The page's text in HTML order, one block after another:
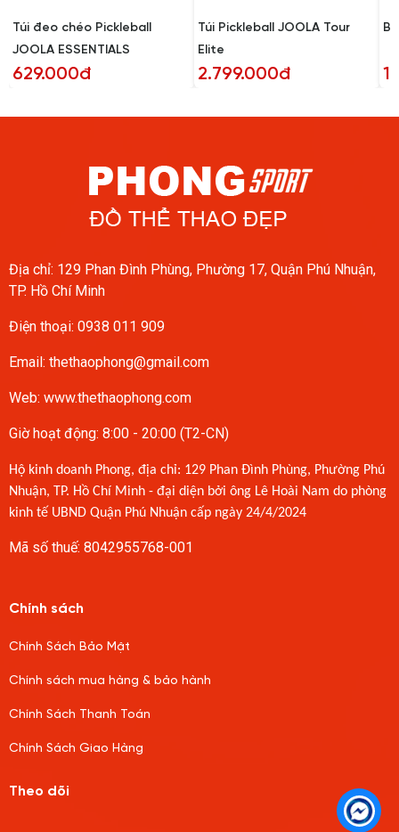
Túi đeo chéo Pickleball
JOOLA ESSENTIALS
629.000đ
Túi Pickleball JOOLA Tour
Elite
2.799.000đ
Địa chỉ: 129 Phan Đình Phùng, Phường 17, Quận Phú Nhuận,
TP. Hồ Chí Minh
Điện thoại: 0938 011 909
Email: thethaophong@gmail.com
Web: www.thethaophong.com
Giờ hoạt động: 8:00 - 20:00 (T2-CN)
Hộ kinh doanh Phong, địa chỉ: 129 Phan Đình Phùng, Phường Phú
Nhuận, TP. Hồ Chí Minh - đại diện bởi ông Lê Hoài Nam do phòng
kinh tế UBND Quận Phú Nhuận cấp ngày 24/4/2024
Mã số thuế: 8042955768-001
Chính sách
Chính Sách Bảo Mật
Chính sách mua hàng & bảo hành
Chính Sách Thanh Toán
Chính Sách Giao Hàng
Theo dõi